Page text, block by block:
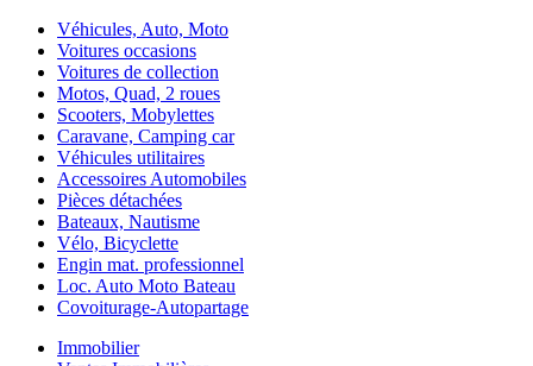
Véhicules, Auto, Moto
Voitures occasions
Voitures de collection
Motos, Quad, 2 roues
Scooters, Mobylettes
Caravane, Camping car
Véhicules utilitaires
Accessoires Automobiles
Pièces détachées
Bateaux, Nautisme
Vélo, Bicyclette
Engin mat. professionnel
Loc. Auto Moto Bateau
Covoiturage-Autopartage
Immobilier